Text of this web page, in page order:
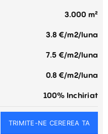
3.000 m²
3.8 €/m2/luna
7.5 €/m2/luna
0.8 €/m2/luna
100% Inchiriat
TRIMITE-NE CEREREA TA